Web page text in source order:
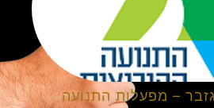
– מפעלות התנועה